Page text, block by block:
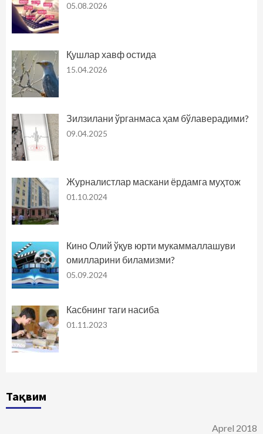
05.08.2026
Қушлар хавф остида
15.04.2026
Зилзилани ўрганмаса ҳам бўлаверадими?
09.04.2025
Журналистлар маскани ёрдамга муҳтож
01.10.2024
Кино Олий ўқув юрти мукаммаллашуви
омилларини биламизми?
05.09.2024
Касбнинг таги насиба
01.11.2023
Тақвим
Aprel 2018